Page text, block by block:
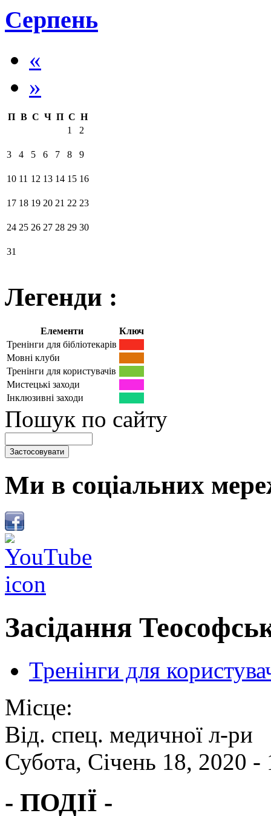
Серпень
«
»
П В С Ч П С Н
1
2
3 4 5 6 7 8 9
10 11 12 13 14 15 16
17 18 19 20 21 22 23
24 25 26 27 28 29 30
31
Легенди :
Елементи
Ключ
Тренінги для бібліотекарів
Мовні клуби
Тренінги для користувачів
Мистецькі заходи
Інклюзивні заходи
Пошук по сайту
Ми в соціальних
Засідання
Тренінги для
Місце:
Від. спец. медичної л-ри
Субота, Січень 18, 2020 -
- ПОДІЇ -